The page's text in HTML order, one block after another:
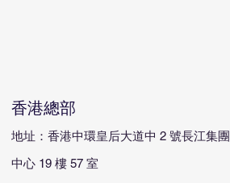
香港總部
地址：香港中環皇后大道中 2 號長江集團
中心 19 樓 57 室